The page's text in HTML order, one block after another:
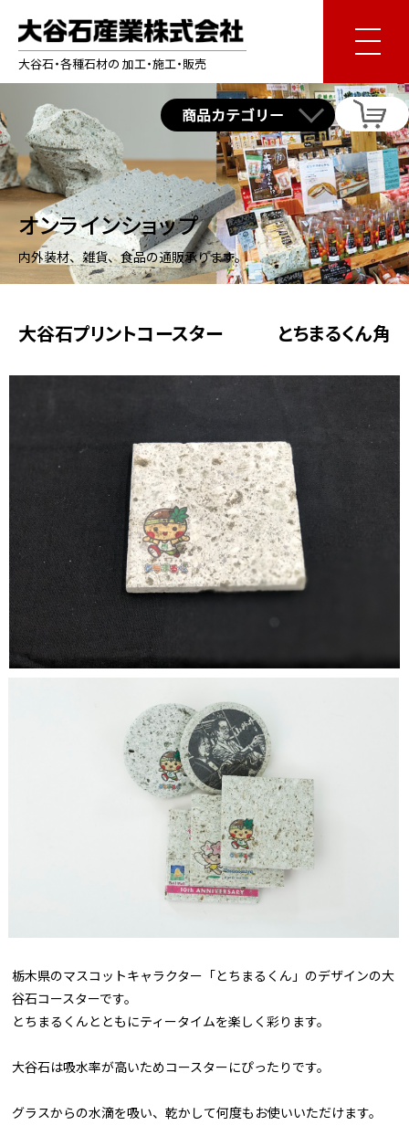
大谷石・各種石材の 加工・施工・販売
オンラインショップ
内外装材、雑貨、食品の通販承ります。
大谷石プリントコースター とちまるくん角
栃木県のマスコットキャラクター「とちまるくん」のデザインの大
谷石コースターです。
とちまるくんとともにティータイムを楽しく彩ります。
大谷石は吸水率が高いためコースターにぴったりです。
グラスからの水滴を吸い、乾かして何度もお使いいただけます。